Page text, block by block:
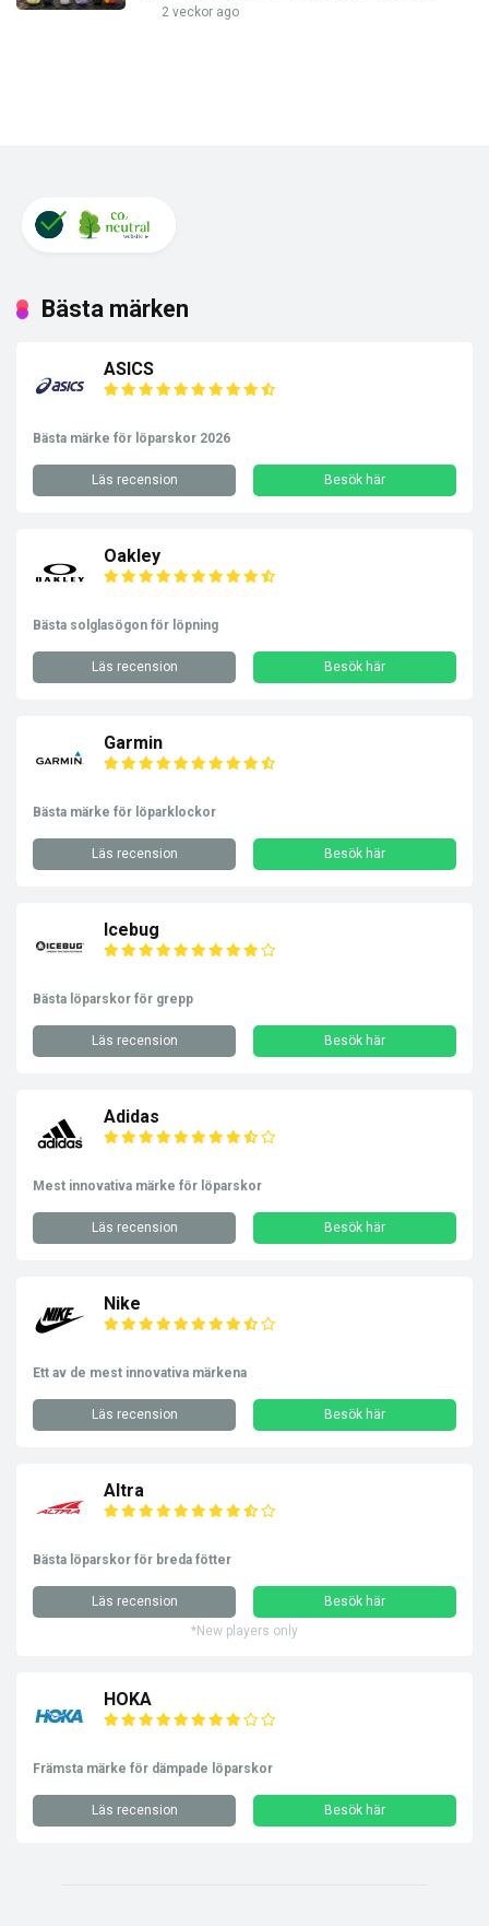
2 veckor ago
Bästa märken
ASICS
Bästa märke för löparskor 2026
Läs recension Besök här
Oakley
Bästa solglasögon för löpning
Läs recension Besök här
Garmin
Bästa märke för löparklockor
Läs recension Besök här
Icebug
Bästa löparskor för grepp
Läs recension Besök här
Adidas
Mest innovativa märke för löparskor
Läs recension Besök här
Nike
Ett av de mest innovativa märkena
Läs recension Besök här
Altra
Bästa löparskor för breda fötter
Läs recension
Besök här
*New players only
HOKA
Främsta märke för dämpade löparskor
Läs recension Besök här